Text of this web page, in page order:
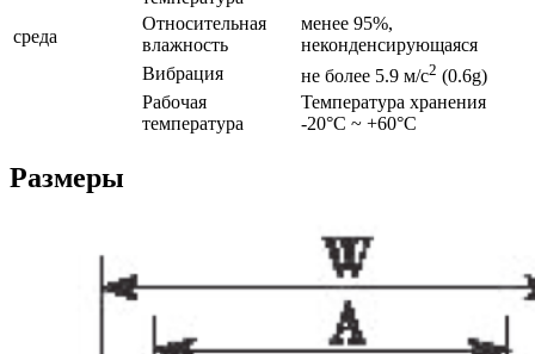
среда
Относительная
влажность
менее 95%,
неконденсирующаяся
Вибрация
не более 5.9 м/с2 (0.6g)
Рабочая
температура
Температура хранения
-20°C ~ +60°C
Размеры